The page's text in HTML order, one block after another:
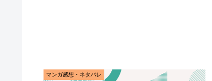
マンガ感想・ネタバレ